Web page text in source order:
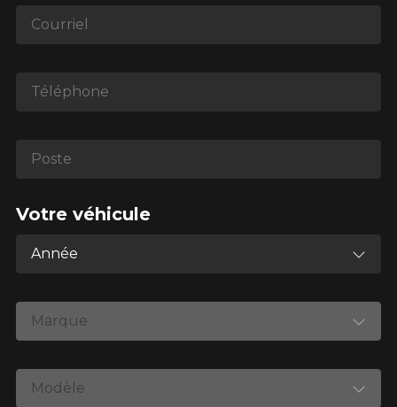
Votre véhicule
Marque
Modèle
l'exactitude de l'information sur votre véhicule directement
avant de commander.